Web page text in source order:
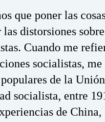
que poner las
las distorsiones
Cuando me
socialistas,
populares de la
socialista, entre
de